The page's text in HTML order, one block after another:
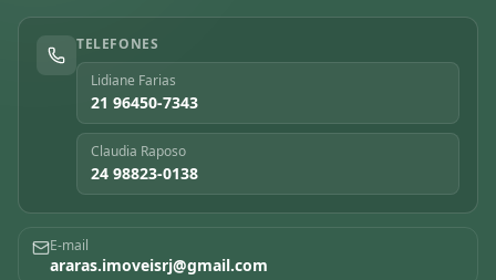
TELEFONES
Lidiane Farias
21 96450-7343
Claudia Raposo
24 98823-0138
E-mail
araras.imoveisrj@gmail.com